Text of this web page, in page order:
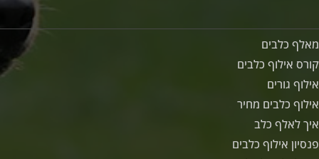
מאלף כלבים
קורס אילוף כלבים
אילוף גורים
אילוף כלבים מחיר
איך לאלף כלב
פנסיון אילוף כלבים